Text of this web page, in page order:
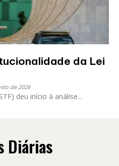
da Lei
de 2026
deu início à análise...
Diárias